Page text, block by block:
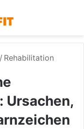
/ Rehabilitation
Ursachen,